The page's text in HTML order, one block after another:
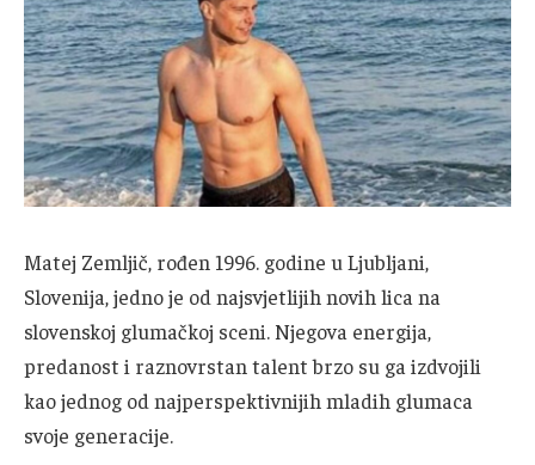
Matej Zemljič, rođen 1996. godine u Ljubljani,
Slovenija, jedno je od najsvjetlijih novih lica na
slovenskoj glumačkoj sceni. Njegova energija,
predanost i raznovrstan talent brzo su ga izdvojili
kao jednog od najperspektivnijih mladih glumaca
svoje generacije.